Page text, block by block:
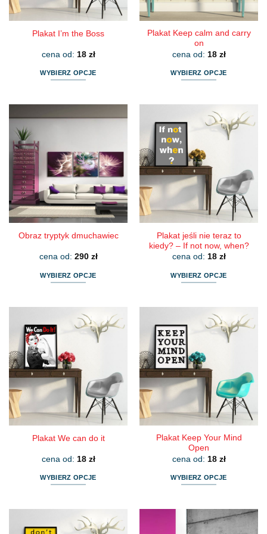
produktu
produktu
Plakat I’m the Boss
cena od: 18 zł
WYBIERZ OPCJE
Opcje
można
wybrać
na
stronie
produktu
Plakat Keep calm and carry
on
cena od: 18 zł
WYBIERZ OPCJE
wiele
wariantów.
Opcje
można
wybrać
na
stronie
produktu
Obraz tryptyk dmuchawiec
cena od: 290 zł
WYBIERZ OPCJE
wiele
wariantów.
Opcje
można
wybrać
na
stronie
produktu
Plakat jeśli nie teraz to
kiedy? – If not now, when?
cena od: 18 zł
WYBIERZ OPCJE
wiele
wariantów.
Opcje
można
wybrać
na
stronie
produktu
Plakat We can do it
cena od: 18 zł
WYBIERZ OPCJE
wiele
Plakat Keep Your Mind
Open
cena od: 18 zł
WYBIERZ OPCJE
wiele